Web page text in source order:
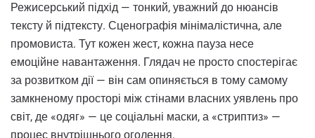
Режисерський підхід — тонкий, уважний до нюансів
тексту й підтексту. Сценографія мінімалістична, але
промовиста. Тут кожен жест, кожна пауза несе
емоційне навантаження. Глядач не просто спостерігає
за розвитком дії — він сам опиняється в тому самому
замкненому просторі між стінами власних уявлень про
світ, де «одяг» — це соціальні маски, а «стриптиз» —
процес внутрішнього оголення.